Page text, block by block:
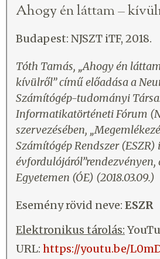
Ahogy én láttam –
Budapest: NJSZT iTF, 2018.
Tóth Tamás, „Ahogy én
kívülről”című előadása a
Számítógép-tudományi
Informatikatörténeti Fórum
szervezésében,
Számítógép Rendszer
évfordulójáról”rendezvényen,
Egyetemen (ÓE) (2018.03.09.)
Esemény rövid neve: ESZR
Elektronikus tárolás:
URL: https://youtu.be/